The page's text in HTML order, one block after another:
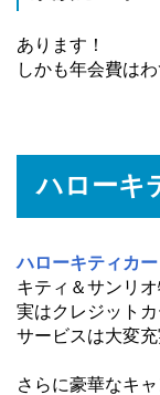
あります！
しかも年会費は
ハローキ
ハローキティカー
キティ＆サンリ
実はクレジットカ
サービスは大変充
さらに豪華なキ